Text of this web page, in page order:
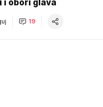
i obori glava
19